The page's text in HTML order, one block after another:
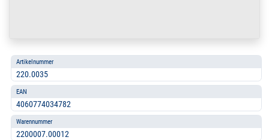
Artikelnummer
220.0035
EAN
4060774034782
Warennummer
2200007.00012